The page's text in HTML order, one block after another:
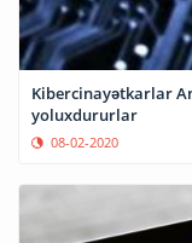
Kibercinayətkarlar
yoluxdururlar
08-02-2020